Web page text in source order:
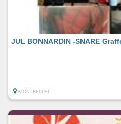
JUL BONNARDIN -SNARE
MONTBELLET